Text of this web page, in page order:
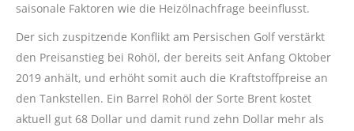
saisonale Faktoren wie die Heizölnachfrage beeinflusst.
Der sich zuspitzende Konflikt am Persischen Golf verstärkt
den Preisanstieg bei Rohöl, der bereits seit Anfang Oktober
2019 anhält, und erhöht somit auch die Kraftstoffpreise an
den Tankstellen. Ein Barrel Rohöl der Sorte Brent kostet
aktuell gut 68 Dollar und damit rund zehn Dollar mehr als